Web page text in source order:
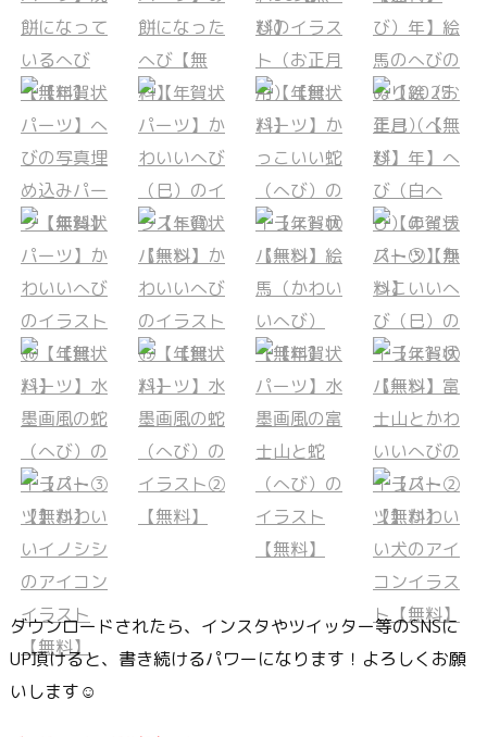
ダウンロードされたら、インスタやツイッター等のSNSに
UP頂けると、書き続けるパワーになります！よろしくお願
いします☺